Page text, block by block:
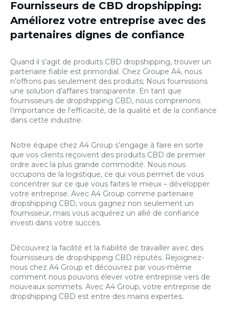
Fournisseurs de CBD dropshipping:
Améliorez votre entreprise avec des
partenaires dignes de confiance
Quand il s’agit de produits CBD dropshipping, trouver un
partenaire fiable est primordial. Chez Groupe A4, nous
n’offrons pas seulement des produits; Nous fournissons
une solution d’affaires transparente. En tant que
fournisseurs de dropshipping CBD, nous comprenons
l’importance de l’efficacité, de la qualité et de la confiance
dans cette industrie.
Notre équipe chez A4 Group s’engage à faire en sorte
que vos clients reçoivent des produits CBD de premier
ordre avec la plus grande commodité. Nous nous
occupons de la logistique, ce qui vous permet de vous
concentrer sur ce que vous faites le mieux – développer
votre entreprise. Avec A4 Group comme partenaire
dropshipping CBD, vous gagnez non seulement un
fournisseur, mais vous acquérez un allié de confiance
investi dans votre succès.
Découvrez la facilité et la fiabilité de travailler avec des
fournisseurs de dropshipping CBD réputés. Rejoignez-
nous chez A4 Group et découvrez par vous-même
comment nous pouvons élever votre entreprise vers de
nouveaux sommets. Avec A4 Group, votre entreprise de
dropshipping CBD est entre des mains expertes.